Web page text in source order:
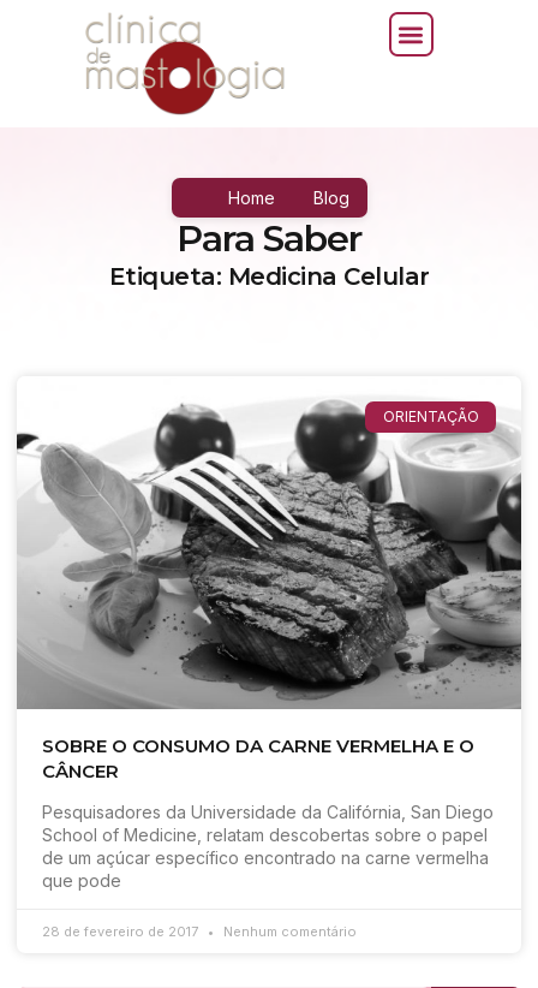
Home Blog
Para Saber
Etiqueta: Medicina Celular
ORIENTAÇÃO
SOBRE O CONSUMO DA CARNE VERMELHA E O
CÂNCER
Pesquisadores da Universidade da Califórnia, San Diego
School of Medicine, relatam descobertas sobre o papel
de um açúcar específico encontrado na carne vermelha
que pode
28 de fevereiro de 2017 Nenhum comentário